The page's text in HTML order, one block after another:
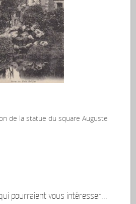
de la statue du square Auguste
pourraient vous intéresser...